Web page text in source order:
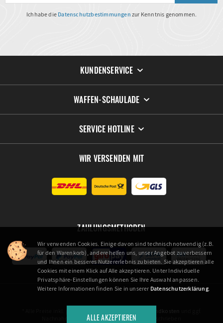
Ich habe die Datenschutzbestimmungen zur Kenntnis genommen.
KUNDENSERVICE
WAFFEN-SCHAULADE
SERVICE HOTLINE
WIR VERSENDEN MIT
ZAHLUNGSMETHODEN
Nachnahmegebühren, wenn nicht anders beschrieben
Wir verwenden Cookies. Einige davon sind technisch notwendig (z.B.
für den Warenkorb), andere helfen uns, unser Angebot zu verbessern
und Ihnen ein besseres Nutzererlebnis zu bieten. Sie akzeptieren alle
Cookies mit einem Klick auf Alle akzeptieren. Unter Individuelle
Privatsphäre-Einstellungen können Sie Ihre Auswahl anpassen.
Weitere Informationen finden Sie in unserer Datenschutzerklärung.
ALLE AKZEPTIEREN